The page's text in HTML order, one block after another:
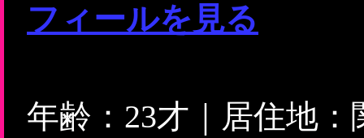
フィールを見る
年齢：23才｜居住地